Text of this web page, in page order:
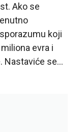
Ako se
koji
evra i
Nastaviće se…